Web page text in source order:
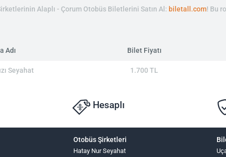
Alaplı - Çorum Otobüs Biletlerini Satın Al: biletall.com! Bu
Adı Bilet Fiyatı
Seyahat 1.700 TL
Hesaplı
Otobüs Şirketleri
Hatay Nur Seyahat